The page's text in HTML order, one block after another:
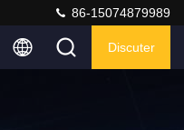
86-15074879989
Discuter